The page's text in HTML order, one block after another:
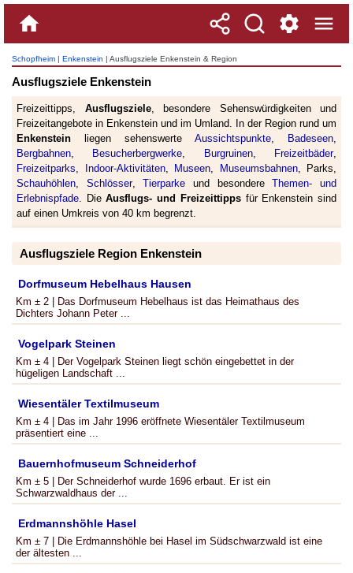
Schopfheim | Enkenstein | Ausflugsziele Enkenstein & Region
Ausflugsziele Enkenstein
Freizeittipps, Ausflugsziele, besondere Sehenswürdigkeiten und
Freizeitangebote in Enkenstein und im Umland. In der Region rund um
Enkenstein liegen sehenswerteAussichtspunkte, Badeseen,
Bergbahnen, Besucherbergwerke, Burgruinen, Freizeitbäder,
Freizeitparks, Indoor-Aktivitäten, Museen, Museumsbahnen, Parks,
Schauhöhlen, Schlösser,Tierparke und besondereThemen- und
Erlebnispfade. DieAusflugs- und Freizeittippsfür Enkenstein sind
auf einen Umkreis von 40 km begrenzt.
Ausflugsziele Region Enkenstein
Dorfmuseum Hebelhaus Hausen
Km ± 2 | Das Dorfmuseum Hebelhaus ist das Heimathaus des
Dichters Johann Peter ...
Vogelpark Steinen
Km ± 4 | Der Vogelpark Steinen liegt schön eingebettet in der
hügeligen Landschaft ...
Wiesentäler Textilmuseum
Km ± 4 | Das im Jahr 1996 eröffnete Wiesentäler Textilmuseum
präsentiert eine ...
Bauernhofmuseum Schneiderhof
Km ± 5 | Der Schneiderhof wurde 1696 erbaut. Er ist ein
Schwarzwaldhaus der ...
Erdmannshöhle Hasel
Km ± 7 | Die Erdmannshöhle bei Hasel im Südschwarzwald ist eine
der ältesten ...